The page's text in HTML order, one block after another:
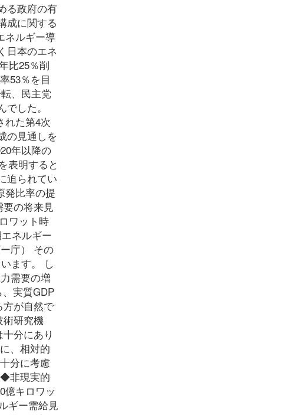
る政府の有
成に関する
ネルギー導
日本のエネ
比25％削
53％を目
、民主党
した。
れた第4次
の見通しを
年以降の
表明すると
迫られてい
発比率の提
の将来見
ワット時
ネルギー
庁） その
ます。 し
需要の増
実質GDP
方が自然で
研究機
分にあり
、相対的
分に考慮
◆非現実的
億キロワッ
ギー需給見